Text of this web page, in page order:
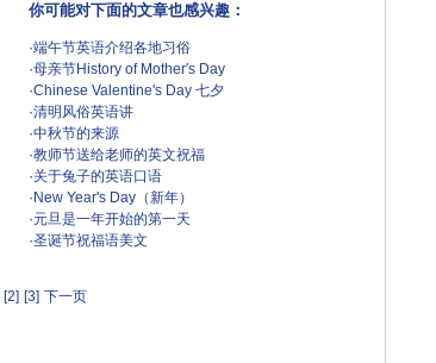
你可能对下面的文章也感兴趣：
·端午节英语介绍各地习俗
·母亲节History of Mother′s Day
·Chinese Valentine's Day 七夕
·清明风俗英语讲
·中秋节的来源
·教师节送给老师的英文祝福
·关于兔子的英语口语
· New Year's Day（新年）
·元旦是一年开始的第一天
·圣诞节祝福语美文
[2] [3] 下一页